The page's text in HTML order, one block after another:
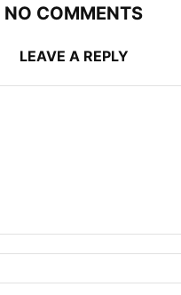
NO COMMENTS
LEAVE A REPLY